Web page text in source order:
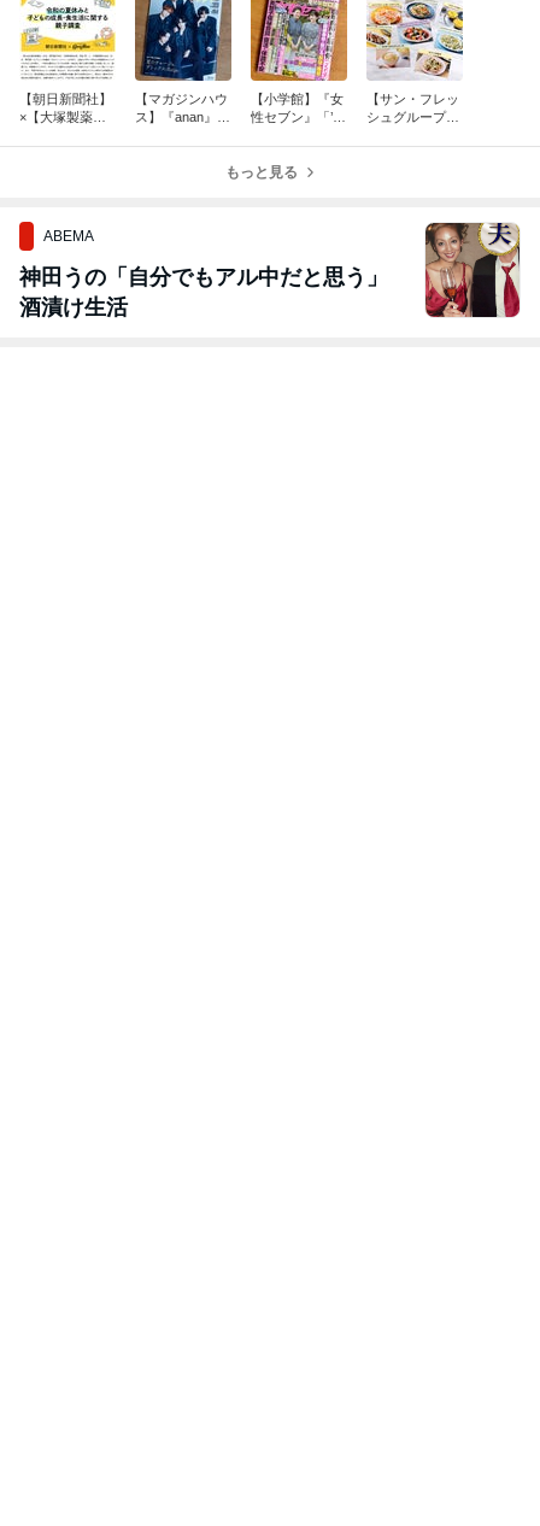
【朝日新聞社】
×【大塚製薬】
【マガジンハウ
ス】『anan』20
【小学館】『女
性セブン』「’26
ゆ、始めまし
【サン・フレッ
シュグループホ
もっと見る
ABEMA
神田うの「自分でもアル中だと思う」
酒漬け生活